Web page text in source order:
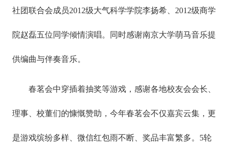
社团联合会成员2012级大气科学学院李扬希、2012级商学
院赵磊五位同学倾情演唱。同时感谢南京大学萌马音乐提
供编曲与伴奏音乐。
春茗会中穿插着抽奖等游戏，感谢各地校友会会长、
理事、校董们的慷慨赞助，今年春茗会不仅嘉宾云集，更
是游戏缤纷多样、微信红包雨不断、奖品丰富繁多。5轮